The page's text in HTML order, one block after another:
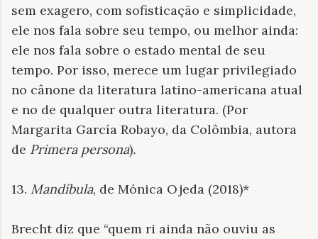
sem exagero, com sofisticação e simplicidade,
ele nos fala sobre seu tempo, ou melhor ainda:
ele nos fala sobre o estado mental de seu
tempo. Por isso, merece um lugar privilegiado
no cânone da literatura latino-americana atual
e no de qualquer outra literatura. (Por
Margarita García Robayo, da Colômbia, autora
de Primera persona).
13. Mandíbula, de Mónica Ojeda (2018)*
Brecht diz que “quem ri ainda não ouviu as